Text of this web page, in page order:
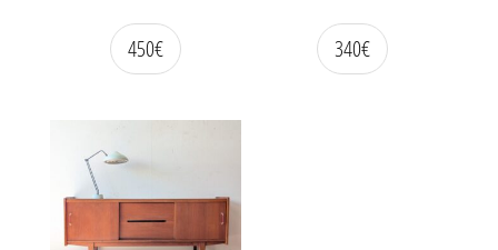
450€ 340€